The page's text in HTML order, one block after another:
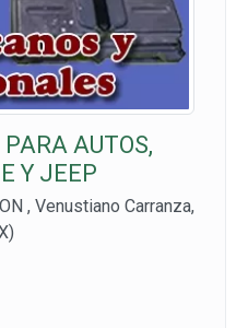
AUTOS,
Y JEEP
, Venustiano Carranza,